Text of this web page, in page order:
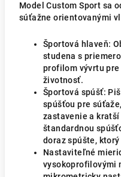
Model Custom Sport sa
súťažne orientovanými
Športová hlaveň:
studena s
profilom vývrtu pre
životnosť.
Športová spúšť:
spúšťou pre
zastavenie a
štandardnou
doraz spúšte,
Nastaviteľné
vysokoprofilovými